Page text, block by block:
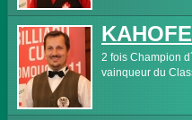
2 fois Champion
vainqueur du